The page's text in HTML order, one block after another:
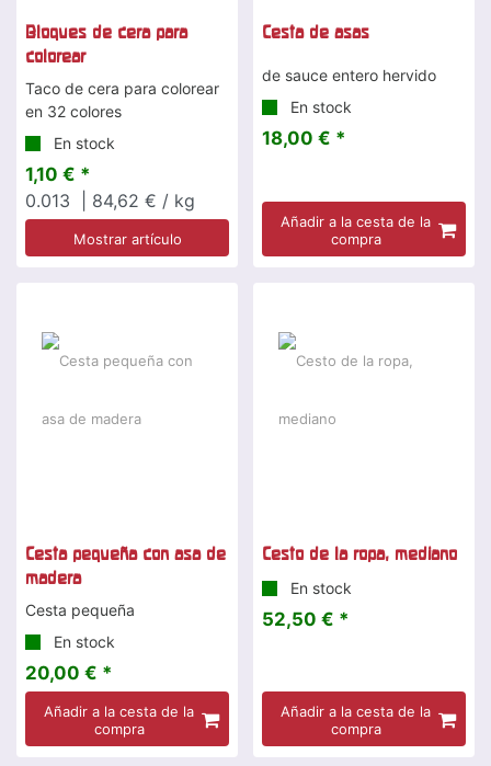
Bloques de cera para
colorear
Taco de cera para colorear
en 32 colores
En stock
1,10 € *
0.013
| 84,62 € / kg
Mostrar artículo
Cesta de asas
de sauce entero hervido
En stock
18,00 € *
Añadir a la cesta de la
compra
Cesta pequeña con asa de
madera
Cesta pequeña
En stock
20,00 € *
Añadir a la cesta de la
compra
Cesto de la ropa, mediano
En stock
52,50 € *
Añadir a la cesta de la
compra